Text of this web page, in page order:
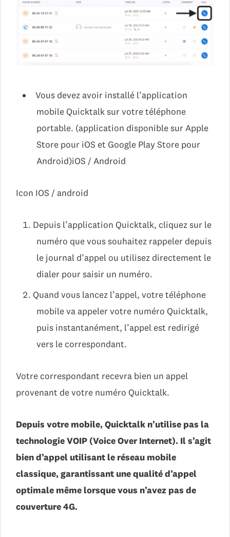
Vous devez avoir installé l’application
mobile Quicktalk sur votre téléphone
portable. (application disponible sur Apple
Store pour iOS et Google Play Store pour
Android)iOS / Android
Icon IOS / android
Depuis l’application Quicktalk, cliquez sur le
numéro que vous souhaitez rappeler depuis
le journal d’appel ou utilisez directement le
dialer pour saisir un numéro.
Quand vous lancez l’appel, votre téléphone
mobile va appeler votre numéro Quicktalk,
puis instantanément, l’appel est redirigé
vers le correspondant.
Votre correspondant recevra bien un appel
provenant de votre numéro Quicktalk.
Depuis votre mobile, Quicktalk n’utilise pas la
technologie VOIP (Voice Over Internet). Il s’agit
bien d’appel utilisant le réseau mobile
classique, garantissant une qualité d’appel
optimale même lorsque vous n’avez pas de
couverture 4G.